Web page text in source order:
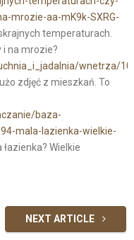
mrozie-aa-mK9k-SXRG-
temperaturach.
i na mrozie?
wnetrza/
zdjęć z mieszkań. To
baza-
mala-lazienka-wielkie-
łazienka? Wielkie
NEXT ARTICLE